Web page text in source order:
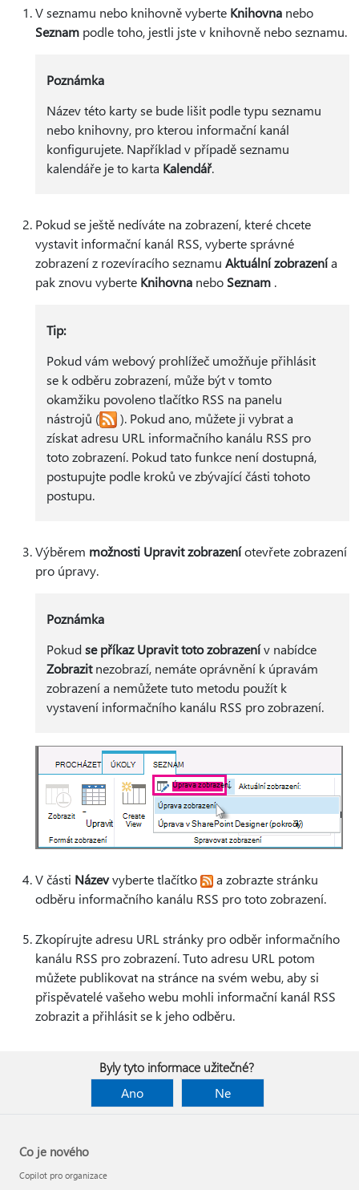
V seznamu nebo knihovně vyberte Knihovna nebo
Seznam podle toho, jestli jste v knihovně nebo seznamu.
Poznámka
Název této karty se bude lišit podle typu seznamu
nebo knihovny, pro kterou informační kanál
konfigurujete. Například v případě seznamu
kalendáře je to karta Kalendář.
Pokud se ještě nedíváte na zobrazení, které chcete
vystavit informační kanál RSS, vyberte správné
zobrazení z rozevíracího seznamu Aktuální zobrazenía
pak znovu vyberte Knihovna nebo Seznam .
Tip:
Pokud vám webový prohlížeč umožňuje přihlásit
se k odběru zobrazení, může být v tomto
okamžiku povoleno tlačítko RSS na panelu
nástrojů (
). Pokud ano, můžete ji vybrat a
získat adresu URL informačního kanálu RSS pro
toto zobrazení. Pokud tato funkce není dostupná,
postupujte podle kroků ve zbývající části tohoto
postupu.
Výběrem možnosti Upravit zobrazeníotevřete zobrazení
pro úpravy.
Poznámka
Pokudse příkaz Upravit toto zobrazenív nabídce
Zobrazitnezobrazí, nemáte oprávnění k úpravám
zobrazení a nemůžete tuto metodu použít k
vystavení informačního kanálu RSS pro zobrazení.
V části Názevvyberte tlačítko
a zobrazte stránku
odběru informačního kanálu RSS pro toto zobrazení.
Zkopírujte adresu URL stránky pro odběr informačního
kanálu RSS pro zobrazení. Tuto adresu URL potom
můžete publikovat na stránce na svém webu, aby si
přispěvatelé vašeho webu mohli informační kanál RSS
zobrazit a přihlásit se k jeho odběru.
Byly tyto informace užitečné?
Ano
Ne
Co je nového
Copilot pro organizace